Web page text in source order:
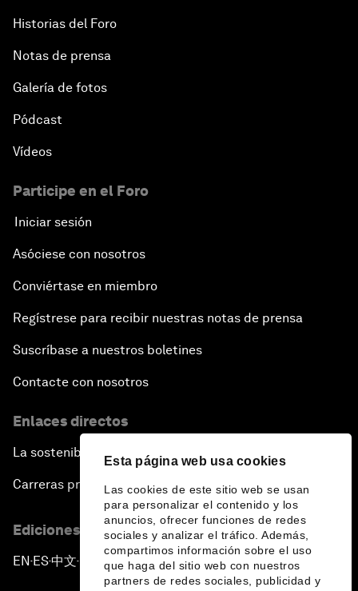
Esta página web usa cookies
Las cookies de este sitio web se usan
para personalizar el contenido y los
anuncios, ofrecer funciones de redes
sociales y analizar el tráfico. Además,
compartimos información sobre el uso
que haga del sitio web con nuestros
partners de redes sociales, publicidad y
Historias del Foro
Notas de prensa
Galería de fotos
Pódcast
Vídeos
Participe en el Foro
Iniciar sesión
Asóciese con nosotros
Conviértase en miembro
Regístrese para recibir nuestras notas de prensa
Suscríbase a nuestros boletines
Contacte con nosotros
Enlaces directos
La sostenibilidad en el Foro
Carreras profesionales
Ediciones en otros idiomas
EN ▪ES▪中文▪ 日本語